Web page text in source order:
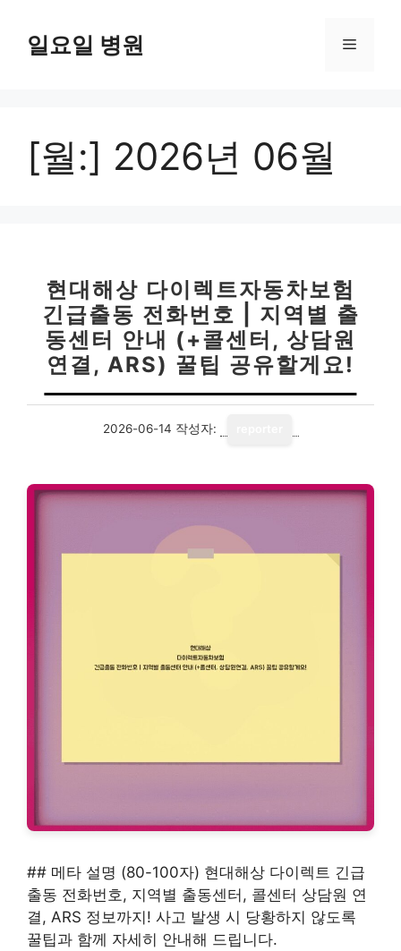
일요일 병원 메
[월:] 2026년 06월
현대해상 다이렉트자동차보험
긴급출동 전화번호 | 지역별 출
동센터 안내 (+콜센터, 상담원
연결, ARS) 꿀팁 공유할게요!
2026-06-14 작성자:
## 메타 설명 (80-100자) 현대해상 다이렉트 긴급
출동 전화번호, 지역별 출동센터, 콜센터 상담원 연
결, ARS 정보까지! 사고 발생 시 당황하지 않도록
꿀팁과 함께 자세히 안내해 드립니다.